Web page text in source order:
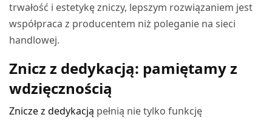
trwałość i estetykę zniczy, lepszym rozwiązaniem jest
współpraca z producentem niż poleganie na sieci
handlowej.
Znicz z dedykacją: pamiętamy z
wdzięcznością
Znicze z dedykacją pełnią nie tylko funkcję